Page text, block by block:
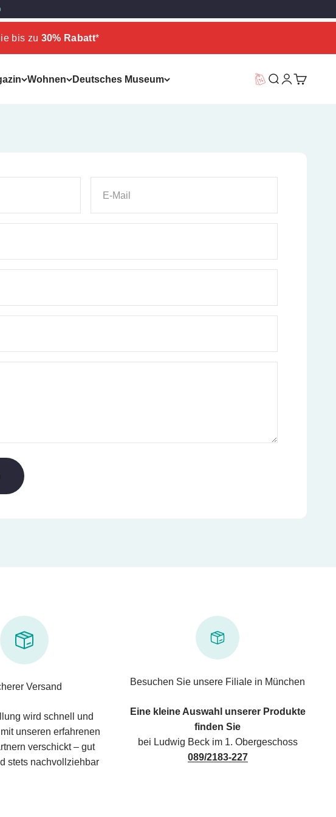
bis zu 30% Rabatt*
Wohnen Deutsches Museum Vorteilswelt
Suche
E-Mail
Versand
wird schnell und
unseren erfahrenen
verschickt – gut
stets nachvollziehbar
Besuchen Sie unsere Filiale in München
Eine kleine Auswahl unserer Produkte
finden Sie
bei Ludwig Beck im 1. Obergeschoss
089/2183-227